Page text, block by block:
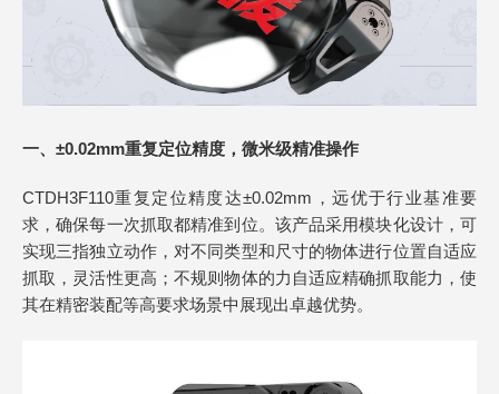
一、±0.02mm重复定位精度，微米级精准操作
CTDH3F110重复定位精度达±0.02mm，远优于行业基准要
求，确保每一次抓取都精准到位。该产品采用模块化设计，可
实现三指独立动作，对不同类型和尺寸的物体进行位置自适应
抓取，灵活性更高；不规则物体的力自适应精确抓取能力，使
其在精密装配等高要求场景中展现出卓越优势。